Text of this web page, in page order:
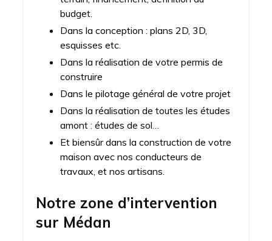
budget.
Dans la conception : plans 2D, 3D,
esquisses etc.
Dans la réalisation de votre permis de
construire
Dans le pilotage général de votre projet
Dans la réalisation de toutes les études
amont : études de sol…
Et biensûr dans la construction de votre
maison avec nos conducteurs de
travaux, et nos artisans.
Notre zone d’intervention
sur Médan